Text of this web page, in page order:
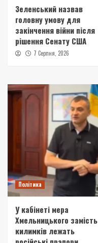
Зеленський назвав
головну умову для
закінчення війни після
рішення Сенату США
7 Серпня, 2026
Політика
У кабінеті мера
Хмельницького замість
килимків лежать